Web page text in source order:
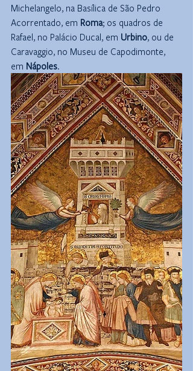
Michelangelo, na Basílica de São Pedro
Acorrentado, em Roma; os quadros de
Rafael, no Palácio Ducal, em Urbino, ou de
Caravaggio, no Museu de Capodimonte,
em Nápoles.